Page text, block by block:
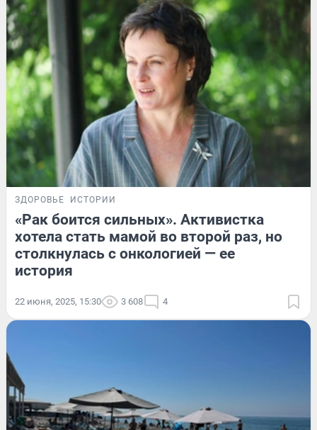
ЗДОРОВЬЕ ИСТОРИИ
«Рак боится сильных». Активистка
хотела стать мамой во второй раз, но
столкнулась с онкологией — ее
история
22 июня, 2025, 15:30 3 608 4